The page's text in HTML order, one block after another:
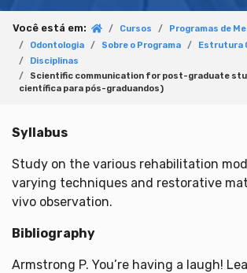
Você está em: Cursos
Programas de
Odontologia
Sobre o Programa
Estrutura
Disciplinas
Scientific communication for post-graduate
científica para pós-graduandos)
Syllabus
Study on the various rehabilitation
varying techniques and restorative
vivo observation.
Bibliography
Armstrong P. You’re having a laugh!